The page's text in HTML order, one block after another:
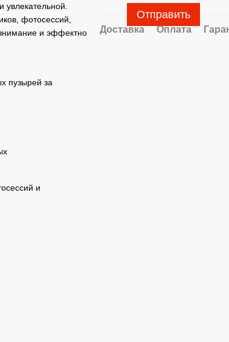
фотосессий,
и эффектно
пузырей за
и
Отправить
Доставка Оплата